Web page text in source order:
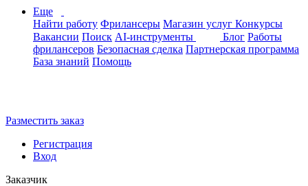
Еще
Найти работу Фрилансеры Магазин услуг Конкурсы
Вакансии Поиск AI-инструменты Блог Работы
фрилансеров Безопасная сделка Партнерская программа
База знаний Помощь
Разместить заказ
Регистрация
Вход
Заказчик